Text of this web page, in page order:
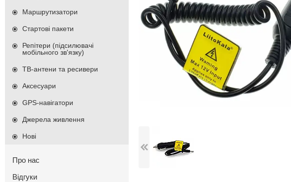
Маршрутизатори
Стартові пакети
Репітери (підсилювачі
мобільного зв'язку)
ТВ-антени та ресивери
Аксесуари
GPS-навігатори
Джерела живлення
Нові
Про нас
Відгуки